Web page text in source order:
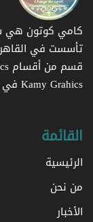
كامي كوتون هي
Kamy Grahics في التصميم والطباعة والإعلان.
القائمة
الرئيسية
من نحن
الأخبار